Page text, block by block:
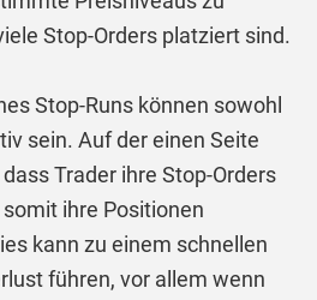
Stop-Orders platziert sind.
Stop-Runs können sowohl
sein. Auf der einen Seite
Trader ihre Stop-Orders
ihre Positionen
kann zu einem schnellen
führen, vor allem wenn